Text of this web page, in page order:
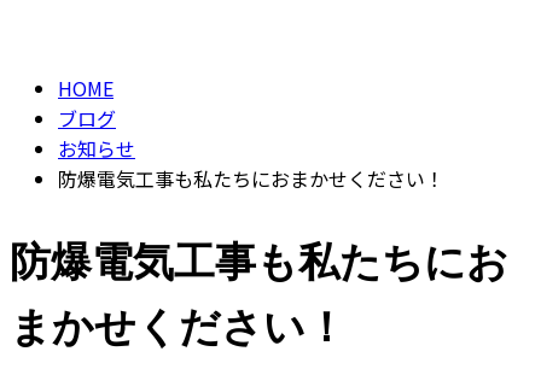
HOME
ブログ
お知らせ
防爆電気工事も私たちにおまかせください！
防爆電気工事も私たちにお
まかせください！